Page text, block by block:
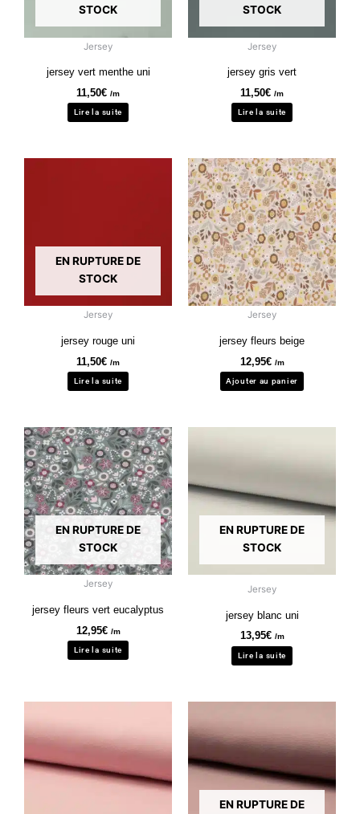
STOCK
Jersey
jersey vert menthe uni
11,50€ /m
Lire la suite
STOCK
Jersey
jersey gris vert
11,50€ /m
Lire la suite
EN RUPTURE DE
STOCK
Jersey
jersey rouge uni
11,50€ /m
Lire la suite
Jersey
jersey fleurs beige
12,95€ /m
Ajouter au panier
EN RUPTURE DE
STOCK
Jersey
jersey fleurs vert eucalyptus
12,95€ /m
Lire la suite
EN RUPTURE DE
STOCK
Jersey
jersey blanc uni
13,95€ /m
Lire la suite
EN RUPTURE DE